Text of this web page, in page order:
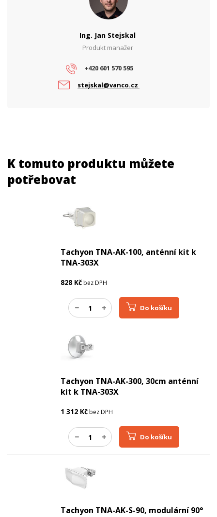
17
Ing. Jan Stejskal
Produkt manažer
+420 601 570 595
stejskal@vanco.cz
K tomuto produktu můžete
potřebovat
Tachyon TNA-AK-100, anténní kit k
TNA-303X
828 Kčbez DPH
Do košíku
Tachyon TNA-AK-300, 30cm anténní
kit k TNA-303X
1 312 Kčbez DPH
Do košíku
Tachyon TNA-AK-S-90, modulární 90°